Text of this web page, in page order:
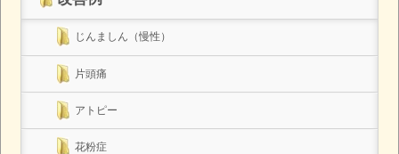
じんましん（慢性）
片頭痛
アトピー
花粉症